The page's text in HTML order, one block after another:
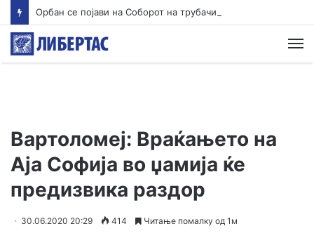
Орбан се појави на Соборот на трубачи во српска Гуча
Вартоломеј: Враќањето на
Аја Софија во џамија ќе
предизвика раздор
30.06.2020 20:29 414 Читање помалку од 1м